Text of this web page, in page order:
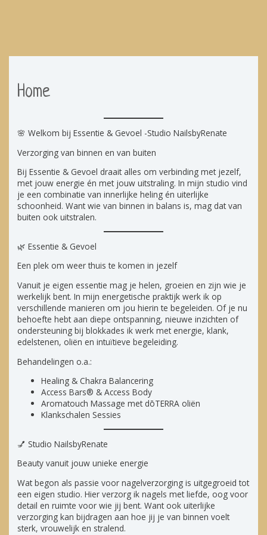
Home
🌸 Welkom bij Essentie & Gevoel -Studio NailsbyRenate
Verzorging van binnen en van buiten
Bij Essentie & Gevoel draait alles om verbinding met jezelf,
met jouw energie én met jouw uitstraling. In mijn studio vind
je een combinatie van innerlijke heling én uiterlijke
schoonheid. Want wie van binnen in balans is, mag dat van
buiten ook uitstralen.
🌿 Essentie & Gevoel
Een plek om weer thuis te komen in jezelf
Vanuit je eigen essentie mag je helen, groeien en zijn wie je
werkelijk bent. In mijn energetische praktijk werk ik op
verschillende manieren om jou hierin te begeleiden. Of je nu
behoefte hebt aan diepe ontspanning, nieuwe inzichten of
ondersteuning bij blokkades ik werk met energie, klank,
edelstenen, oliën en intuïtieve begeleiding.
Behandelingen o.a.:
Healing & Chakra Balancering
Access Bars® & Access Body
Aromatouch Massage met dōTERRA oliën
Klankschalen Sessies
💅 Studio NailsbyRenate
Beauty vanuit jouw unieke energie
Wat begon als passie voor nagelverzorging is uitgegroeid tot
een eigen studio. Hier verzorg ik nagels met liefde, oog voor
detail en ruimte voor wie jij bent. Want ook uiterlijke
verzorging kan bijdragen aan hoe jij je van binnen voelt
sterk, vrouwelijk en stralend.